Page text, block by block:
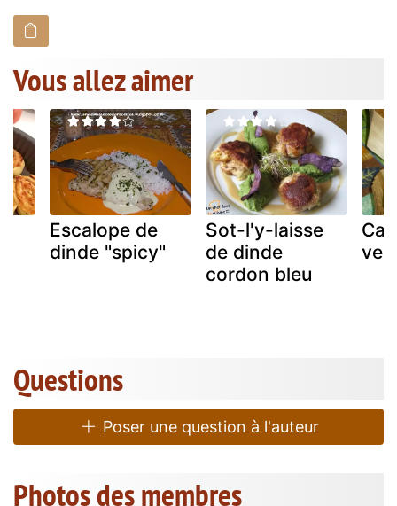
Vous allez aimer
Escalope de
dinde "spicy"
Sot-l'y-laisse
de dinde
cordon bleu
Questions
Poser une question à l'auteur
Photos des membres